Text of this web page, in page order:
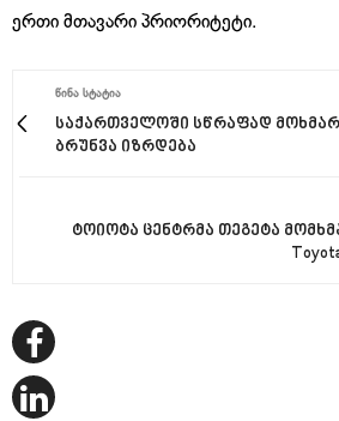
ერთი მთავარი პრიორიტეტი.
ᲬᲘᲜᲐ ᲡᲢᲐᲢᲘᲐ
საქართველოში სწრაფად
ბრუნვა იზრდება
ტოიოტა ცენტრმა თეგეტა